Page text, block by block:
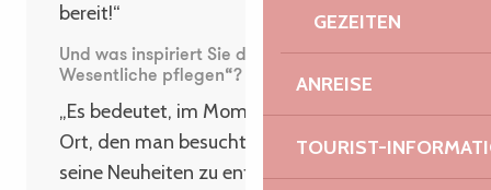
GEZEITEN
ANREISE
TOURIST-
bereit!“
Und was inspiriert Sie der Satz „Das
Wesentliche pflegen“?
„Es bedeutet, im Moment zu leben, jeden
Ort, den man besucht, zu bewundern und
seine Neuheiten zu entdecken, es bedeutet,